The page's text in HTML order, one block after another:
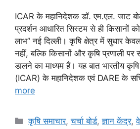
ICAR के महानिदेशक डॉ. एम.एल. जाट
प्रदर्शन आधारित सिस्टम से ही किसानों
लाभ” नई दिल्ली। कृषि क्षेत्र में सुधार
नहीं, बल्कि किसानों और कृषि प्रणाली पर
डालने का माध्यम हैं। यह बात भारतीय
(ICAR) के महानिदेशक एवं DARE के
more
कृषि समाचार,चर्चा बोर्ड,ज्ञान केंद्र,